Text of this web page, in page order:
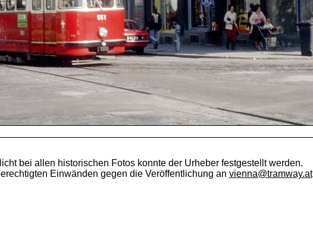
bei allen historischen Fotos konnte der Urheber festgestellt werden.
Einwänden gegen die Veröffentlichung an vienna@tramway.at